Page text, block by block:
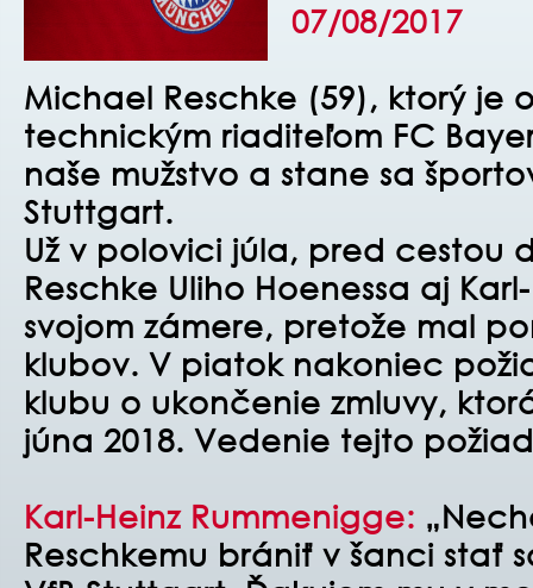
07/08/2017
Michael Reschke (59), ktorý je
technickým riaditeľom FC
naše mužstvo a stane sa
Stuttgart.
Už v polovici júla, pred cestou
Reschke Uliho Hoenessa aj
svojom zámere, pretože mal
klubov. V piatok nakoniec
klubu o ukončenie zmluvy,
júna 2018. Vedenie tejto
Karl-Heinz Rummenigge:
Reschkemu brániť v šanci stať